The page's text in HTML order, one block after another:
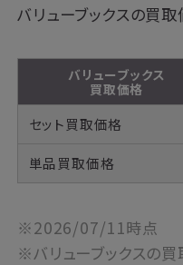
バリューブックスの買
バリューブックス
買取価格
セット買取価格
単品買取価格
※2026/07/11時点
※バリューブックスの買